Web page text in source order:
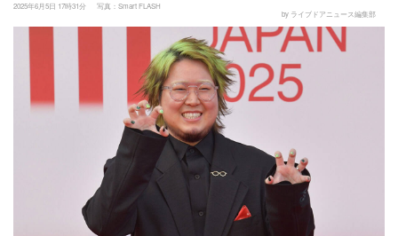
2025年6月5日 17時31分
写真：Smart FLASH
by ライブドアニュース編集部